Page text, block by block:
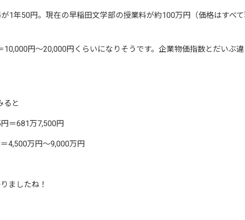
1年50円。現在の早稲田文学部の授業料が約100万円（価格はすべ
円～20,000円くらいになりそうです。企業物価指数とだいぶ
ると
＝681万7,500円
4,500万円～9,000万円
ましたね！